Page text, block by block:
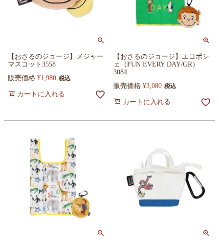
【おさるのジョージ】メジャー
マスコット3558
販売価格 ¥1,980 税込
カートに入れる
【おさるのジョージ】エコポシ
ェ（FUN EVERY DAY/GR）
3084
販売価格 ¥3,080 税込
カートに入れる